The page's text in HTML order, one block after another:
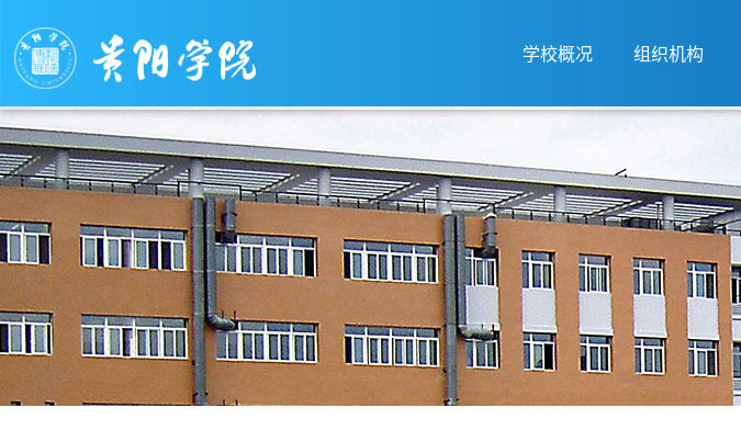
学校概况 组织机构